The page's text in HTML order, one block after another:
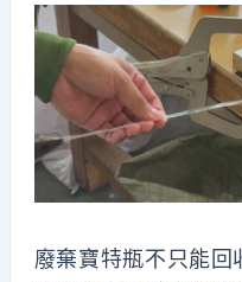
廢棄寶特瓶不只能回